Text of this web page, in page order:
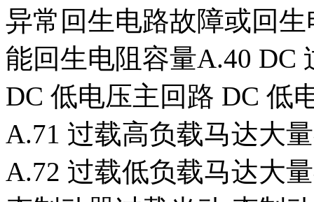
异常回生电路故障或回
能回生电阻容量A.40 DC
DC 低电压主回路 DC 低
A.71 过载高负载马达大
A.72 过载低负载马达大